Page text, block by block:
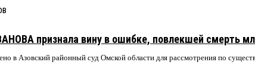
признала вину в ошибке, повлекшей смерть
в Азовский районный суд Омской области для рассмотрения по